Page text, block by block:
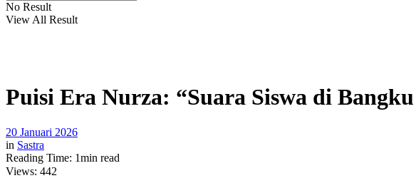
No Result
View All Result
Puisi Era Nurza: “Suara Siswa di
20 Januari 2026
in Sastra
Reading Time: 1min read
Views: 442